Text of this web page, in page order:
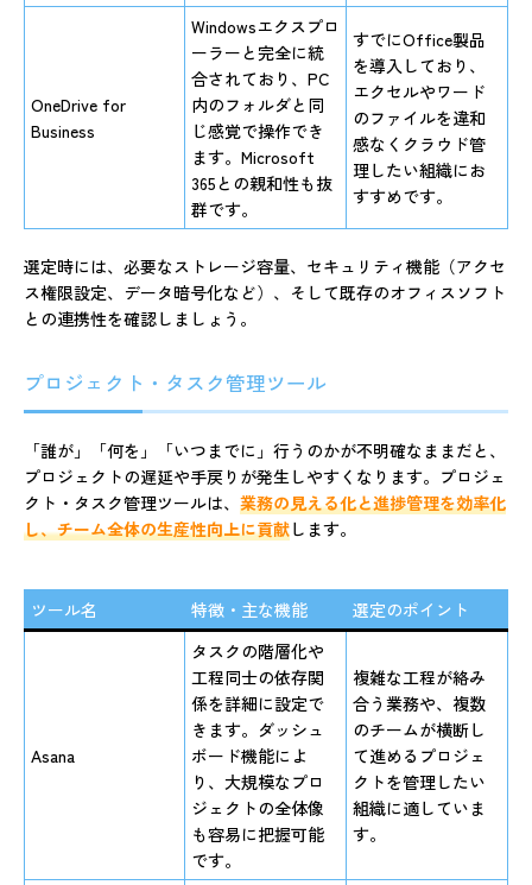
OneDrive for
Business
Windowsエクスプロ
ーラーと完全に統
合されており、PC
内のフォルダと同
じ感覚で操作でき
ます。Microsoft
365との親和性も抜
群です。
すでにOffice製品
を導入しており、
エクセルやワード
のファイルを違和
感なくクラウド管
理したい組織にお
すすめです。
選定時には、必要なストレージ容量、セキュリティ機能（アクセ
ス権限設定、データ暗号化など）、そして既存のオフィスソフト
との連携性を確認しましょう。
プロジェクト・タスク管理ツール
「誰が」「何を」「いつまでに」行うのかが不明確なままだと、
プロジェクトの遅延や手戻りが発生しやすくなります。プロジェ
クト・タスク管理ツールは、 業務の見える化と進捗管理を効率化
し、チーム全体の生産性向上に貢献します。
ツール名 特徴・主な機能 選定のポイント
Asana
タスクの階層化や
工程同士の依存関
係を詳細に設定で
きます。ダッシュ
ボード機能によ
り、大規模なプロ
ジェクトの全体像
も容易に把握可能
です。
複雑な工程が絡み
合う業務や、複数
のチームが横断し
て進めるプロジェ
クトを管理したい
組織に適していま
す。